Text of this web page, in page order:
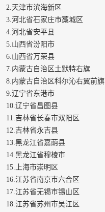
2.天津市滨海新区
3.河北省石家庄市藁城区
4.河北省安平县
5.山西省汾阳市
6.山西省万荣县
7.内蒙古自治区土默特右旗
8.内蒙古自治区科尔沁右翼前旗
9.辽宁省东港市
10.辽宁省昌图县
11.吉林省长春市双阳区
12.吉林省永吉县
13.黑龙江省嘉荫县
14.黑龙江省穆棱市
15.上海市崇明区
16.江苏省南京市六合区
17.江苏省无锡市锡山区
18.江苏省苏州市吴江区